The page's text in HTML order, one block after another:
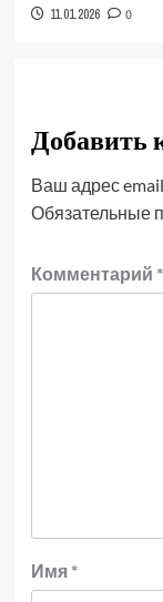
11.01.2026 0
Добавить
Ваш адрес
Обязательные
Комментарий *
Имя *